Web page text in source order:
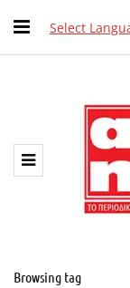
Select
Browsing tag